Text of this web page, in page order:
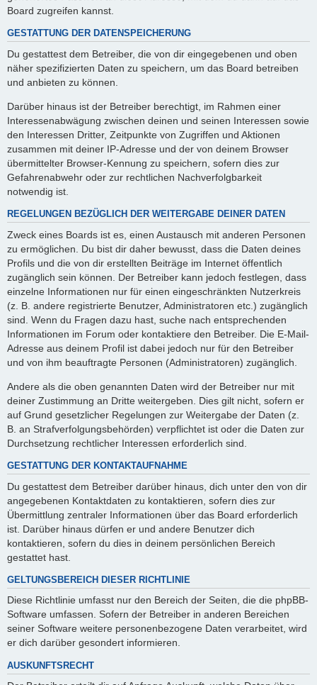
Board zugreifen kannst.
GESTATTUNG DER DATENSPEICHERUNG
Du gestattest dem Betreiber, die von dir eingegebenen und oben
näher spezifizierten Daten zu speichern, um das Board betreiben
und anbieten zu können.
Darüber hinaus ist der Betreiber berechtigt, im Rahmen einer
Interessenabwägung zwischen deinen und seinen Interessen sowie
den Interessen Dritter, Zeitpunkte von Zugriffen und Aktionen
zusammen mit deiner IP-Adresse und der von deinem Browser
übermittelter Browser-Kennung zu speichern, sofern dies zur
Gefahrenabwehr oder zur rechtlichen Nachverfolgbarkeit
notwendig ist.
REGELUNGEN BEZÜGLICH DER WEITERGABE DEINER DATEN
Zweck eines Boards ist es, einen Austausch mit anderen Personen
zu ermöglichen. Du bist dir daher bewusst, dass die Daten deines
Profils und die von dir erstellten Beiträge im Internet öffentlich
zugänglich sein können. Der Betreiber kann jedoch festlegen, dass
einzelne Informationen nur für einen eingeschränkten Nutzerkreis
(z. B. andere registrierte Benutzer, Administratoren etc.) zugänglich
sind. Wenn du Fragen dazu hast, suche nach entsprechenden
Informationen im Forum oder kontaktiere den Betreiber. Die E-Mail-
Adresse aus deinem Profil ist dabei jedoch nur für den Betreiber
und von ihm beauftragte Personen (Administratoren) zugänglich.
Andere als die oben genannten Daten wird der Betreiber nur mit
deiner Zustimmung an Dritte weitergeben. Dies gilt nicht, sofern er
auf Grund gesetzlicher Regelungen zur Weitergabe der Daten (z.
B. an Strafverfolgungsbehörden) verpflichtet ist oder die Daten zur
Durchsetzung rechtlicher Interessen erforderlich sind.
GESTATTUNG DER KONTAKTAUFNAHME
Du gestattest dem Betreiber darüber hinaus, dich unter den von dir
angegebenen Kontaktdaten zu kontaktieren, sofern dies zur
Übermittlung zentraler Informationen über das Board erforderlich
ist. Darüber hinaus dürfen er und andere Benutzer dich
kontaktieren, sofern du dies in deinem persönlichen Bereich
gestattet hast.
GELTUNGSBEREICH DIESER RICHTLINIE
Diese Richtlinie umfasst nur den Bereich der Seiten, die die phpBB-
Software umfassen. Sofern der Betreiber in anderen Bereichen
seiner Software weitere personenbezogene Daten verarbeitet, wird
er dich darüber gesondert informieren.
AUSKUNFTSRECHT